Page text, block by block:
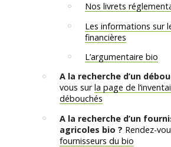
Nos livrets
Les informations sur
financières
L’argumentaire bio
A la recherche d’un
vous surla page de
débouchés
A la recherche d’un
agricoles bio ? Rendez-
fournisseurs du bio